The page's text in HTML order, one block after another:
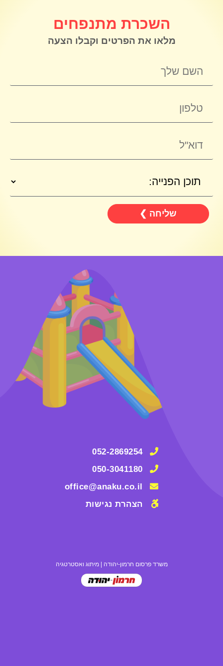
השכרת מתנפחים
מלאו את הפרטים וקבלו הצעה
052-2869254
050-3041180
office@anaku.co.il
הצהרת נגישות
משרד פרסום חרמון-יהודה |מיתוג ואסטרטגיה